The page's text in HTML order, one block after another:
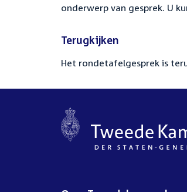
onderwerp van gesprek. U
Terugkijken
Het rondetafelgesprek is